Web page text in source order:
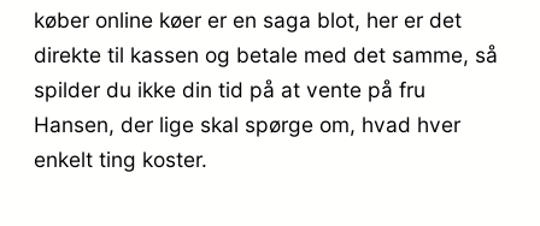
køber online køer er en saga blot, her er det
direkte til kassen og betale med det samme, så
spilder du ikke din tid på at vente på fru
Hansen, der lige skal spørge om, hvad hver
enkelt ting koster.